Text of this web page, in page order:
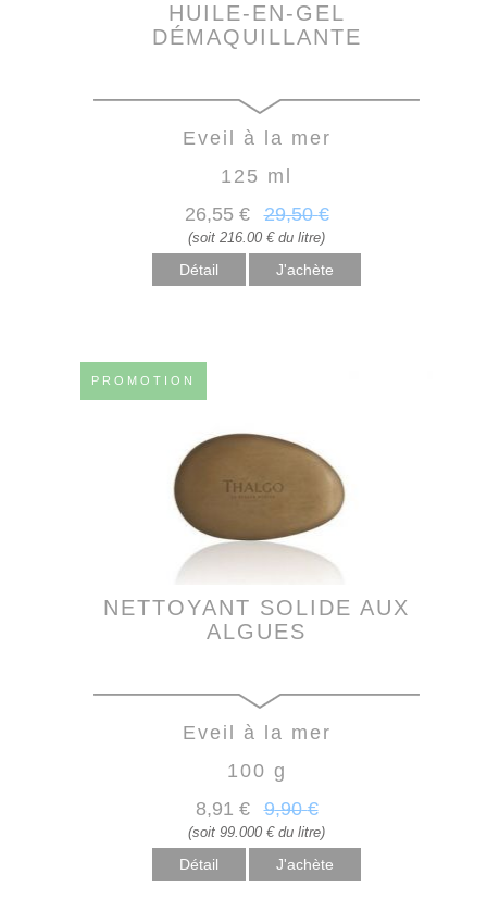
HUILE-EN-GEL
DÉMAQUILLANTE
Eveil à la mer
125 ml
26,55 € 29,50 €
(soit 216.00 € du litre)
Détail
PROMOTION
NETTOYANT SOLIDE AUX
ALGUES
Eveil à la mer
100 g
8,91 € 9,90 €
(soit 99.000 € du litre)
Détail